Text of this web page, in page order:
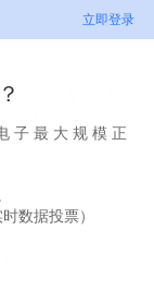
立即登录
子 最 大 规 模 正
数据投票）